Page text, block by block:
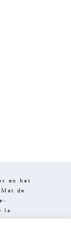
en het
de
la